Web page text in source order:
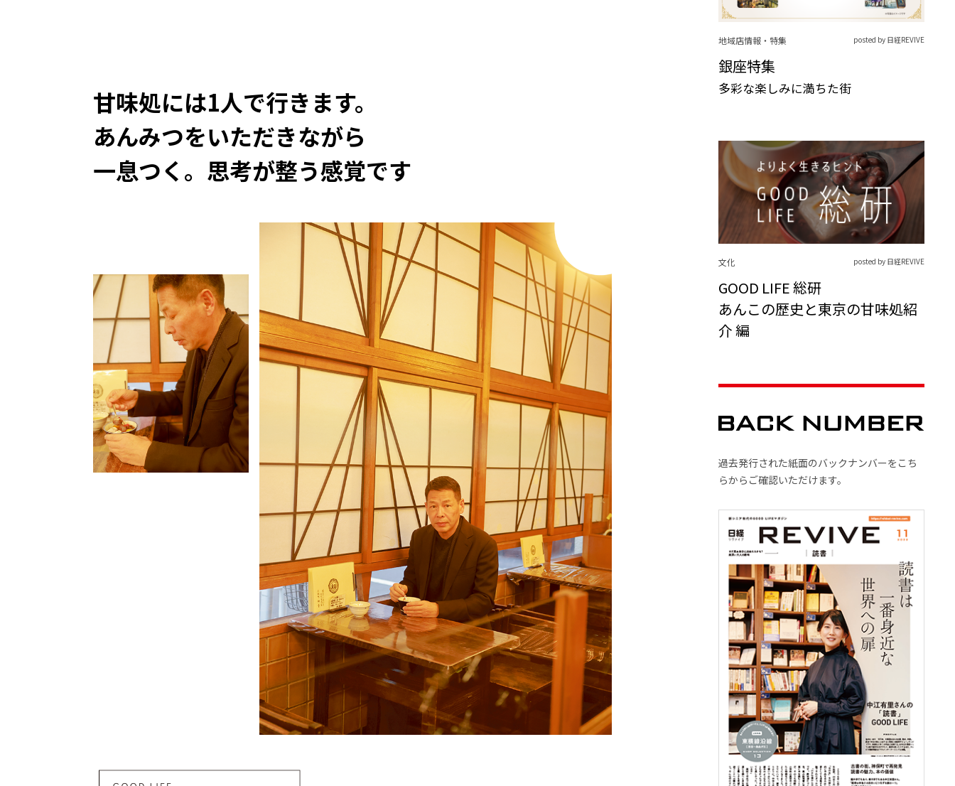
甘味処には1人で行きます。
あんみつをいただきながら
一息つく。思考が整う感覚です
地域店情報・特集 posted by 日経REVIVE
銀座特集
多彩な楽しみに満ちた街
文化 posted by 日経REVIVE
GOOD LIFE 総研
あんこの歴史と東京の甘味処紹
介 編
過去発行された紙面のバックナンバーをこち
らからご確認いただけます。